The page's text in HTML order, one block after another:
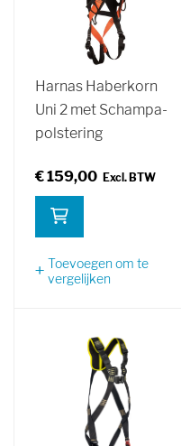
Harnas Haberkorn
Uni 2 met Schampa-
polstering
€ 159,00
Toevoegen om te
vergelijken